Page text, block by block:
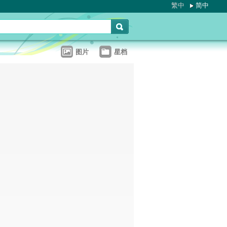
繁中 简中
图片 星档